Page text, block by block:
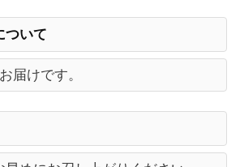
ついて
届けです。